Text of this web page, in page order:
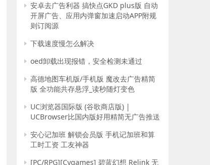
安卓去广告利器 搞快点GKD plus版 自动
开屏广告、应用内弹窗加速启动APP附规
则订阅源
下载速度慢怎么解决
oed卸载出现报错，安全检测未通过
高德地图车机版/手机版 魔改去广告精简
版 全功能共存悬浮_读秒随灯变色
UC浏览器国际版 (谷歌商店版) |
UCBrowser比国内版好用精简无广告推送
安心记加班 解锁会员版 手机记加班和算
工时工资 工友神器
[PC/RPG][Cygames] 碧蓝幻想 Relink 无